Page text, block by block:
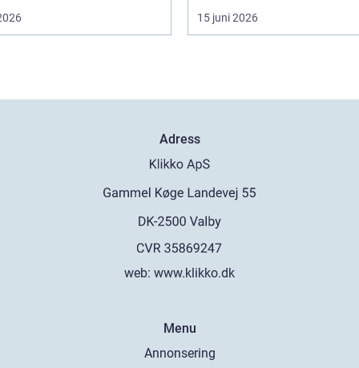
15 juni 2026
Adress
web: www.klikko.dk
Menu
Annonsering